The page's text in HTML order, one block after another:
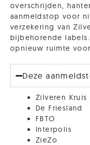
overschrijden,
aanmeldstop voor
verzekering van
bijbehorende
opnieuw ruimte
Deze
Zilveren Kruis
De Friesland
FBTO
Interpolis
ZieZo